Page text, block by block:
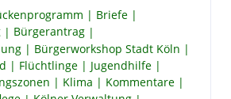
Briefe
Bürgerantrag
Bürgerworkshop Stadt Köln
Flüchtlinge
Jugendhilfe
Klima
Kommentare